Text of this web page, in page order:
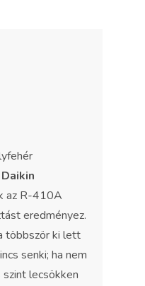
Daikin
az R-410A
eredményez.
többször ki lett
senki; ha nem
lecsökken